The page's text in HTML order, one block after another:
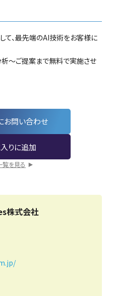
て、最先端のAI技術をお客様に
析〜ご提案まで無料で実施させ
お問い合わせ
覧を見る
株式会社